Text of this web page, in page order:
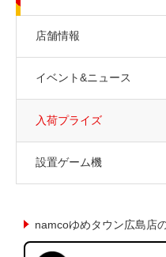
店舗情報
イベント&ニュース
入荷プライズ
設置ゲーム機
namcoゆめタウン広島店